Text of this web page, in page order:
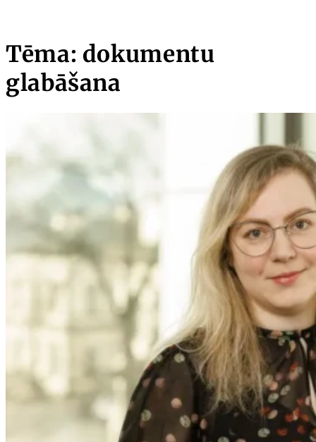
Tēma: dokumentu
glabāšana